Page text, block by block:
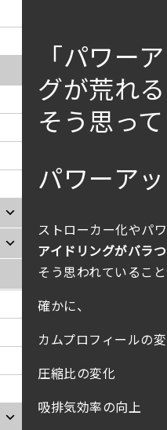
「パワー
グが荒れ
そう思っ
パワーア
ストローカー化やパ
アイドリングがバラ
そう思われているこ
確かに、
カムプロフィールの
圧縮比の変化
吸排気効率の向上